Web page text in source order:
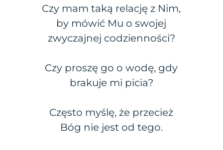
Czy mam taką relację z Nim,
by mówić Mu o swojej
zwyczajnej codzienności?
Czy proszę go o wodę, gdy
brakuje mi picia?
Często myślę, że przecież
Bóg nie jest od tego.